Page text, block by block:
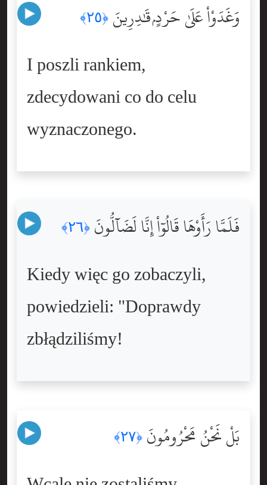
وَغَدَوْاْ عَلَىٰ حَرْدٍۢ قَٰدِرِينَ ﴿٢٥﴾
I poszli rankiem,
zdecydowani co do celu
wyznaczonego.
فَلَمَّا رَأَوْهَا قَالُوٓاْ إِنَّا لَضَآلُّونَ ﴿٢٦﴾
Kiedy więc go zobaczyli,
powiedzieli: "Doprawdy
zbłądziliśmy!
بَلْ نَحْنُ مَحْرُومُونَ ﴿٢٧﴾